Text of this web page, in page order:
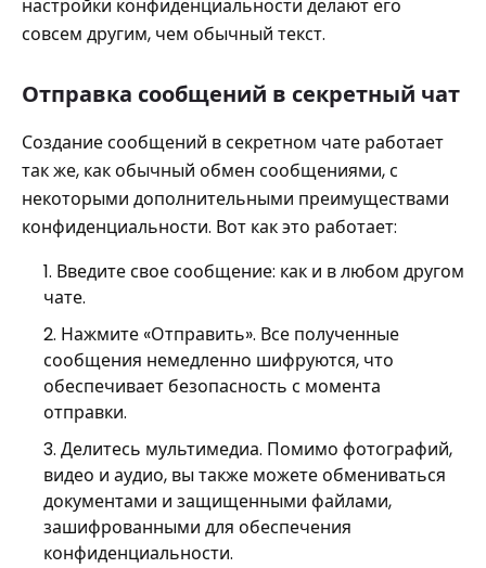
настройки конфиденциальности делают его
совсем другим, чем обычный текст.
Отправка сообщений в секретный чат
Создание сообщений в секретном чате работает
так же, как обычный обмен сообщениями, с
некоторыми дополнительными преимуществами
конфиденциальности. Вот как это работает:
Введите свое сообщение: как и в любом другом
чате.
Нажмите «Отправить». Все полученные
сообщения немедленно шифруются, что
обеспечивает безопасность с момента
отправки.
Делитесь мультимедиа. Помимо фотографий,
видео и аудио, вы также можете обмениваться
документами и защищенными файлами,
зашифрованными для обеспечения
конфиденциальности.